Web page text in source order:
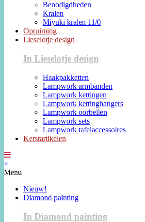
Benodigdheden
Kralen
Miyuki kralen 11/0
Opruiming
Lieselotje design
In Lieselotje design
Haakpakketten
Lampwork armbanden
Lampwork kettingen
Lampwork kettinghangers
Lampwork oorbellen
Lampwork sets
Lampwork tafelaccessoires
Kerstartikelen
×
Menu
Nieuw!
Diamond painting
In Diamond painting